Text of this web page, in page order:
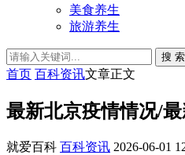
美食养生
旅游养生
搜 索
首页 百科资讯文章正文
最新北京疫情情况/
就爱百科 百科资讯 2026-06-01